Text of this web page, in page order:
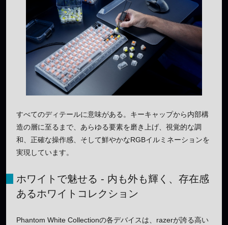
すべてのディテールに意味がある。キーキャップから内部構
造の層に至るまで、あらゆる要素を磨き上げ、視覚的な調
和、正確な操作感、そして鮮やかなRGBイルミネーションを
実現しています。
ホワイトで魅せる - 内も外も輝く、存在感
あるホワイトコレクション
Phantom White Collectionの各デバイスは、razerが誇る高い